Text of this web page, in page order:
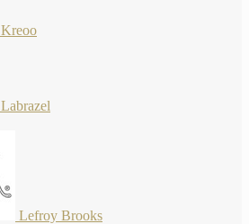
Kreoo
Labrazel
Lefroy Brooks